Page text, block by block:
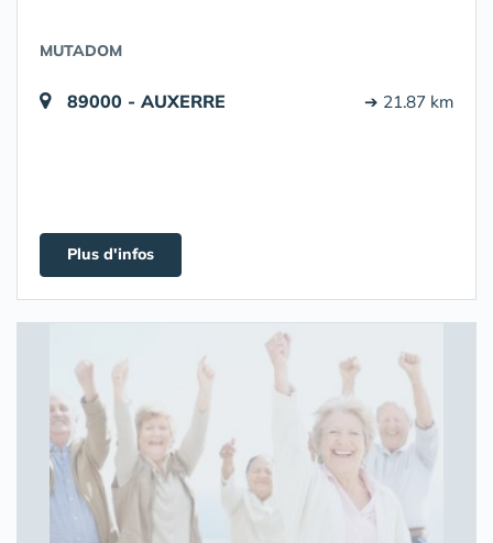
MUTADOM
89000 - AUXERRE ➔ 21.87 km
Plus d'infos